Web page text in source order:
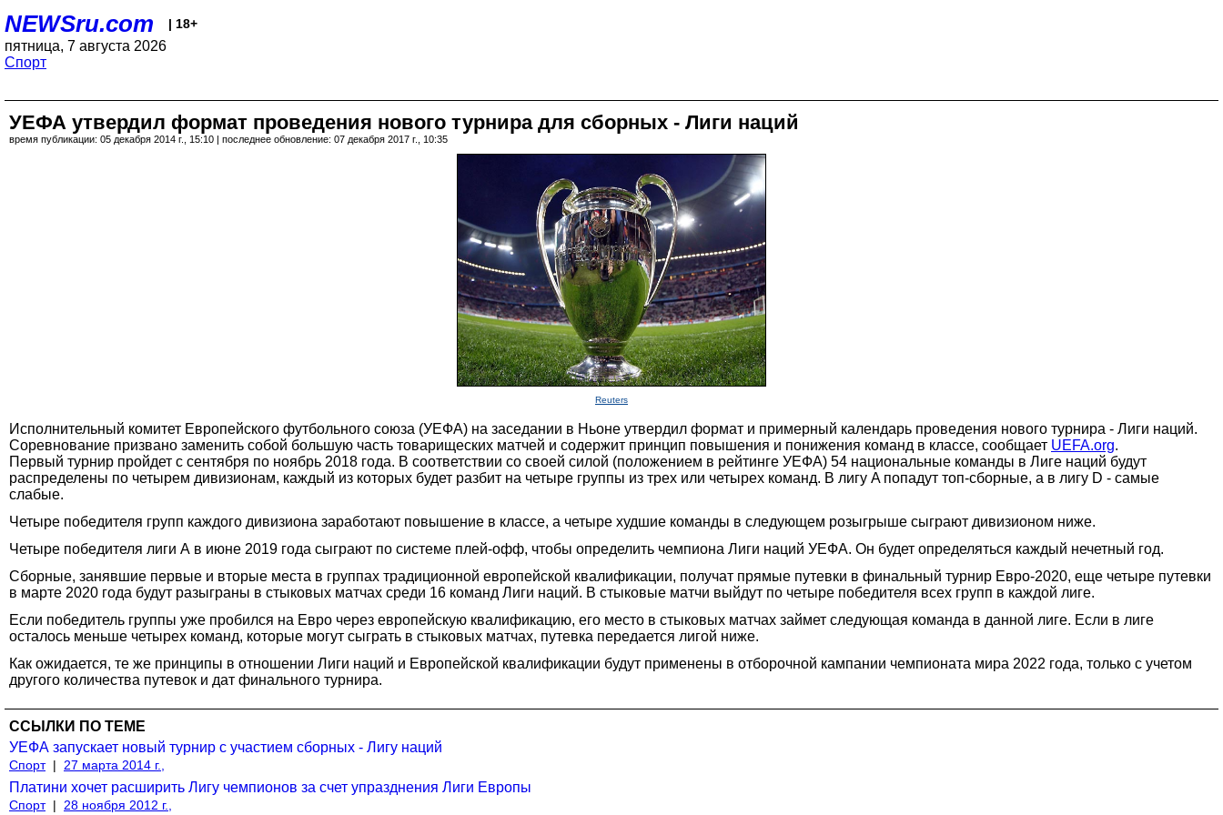
NEWSru.com | 18+
пятница, 7 августа 2026
Спорт
УЕФА утвердил формат проведения нового турнира для сборных - Лиги наций
время публикации: 05 декабря 2014 г., 15:10 | последнее обновление: 07 декабря 2017 г., 10:35
Reuters
Исполнительный комитет Европейского футбольного союза (УЕФА) на заседании в Ньоне утвердил формат и примерный календарь проведения нового турнира - Лиги наций.
Соревнование призвано заменить собой большую часть товарищеских матчей и содержит принцип повышения и понижения команд в классе, сообщает UEFA.org.
Первый турнир пройдет с сентября по ноябрь 2018 года. В соответствии со своей силой (положением в рейтинге УЕФА) 54 национальные команды в Лиге наций будут
распределены по четырем дивизионам, каждый из которых будет разбит на четыре группы из трех или четырех команд. В лигу A попадут топ-сборные, а в лигу D - самые
слабые.
Четыре победителя групп каждого дивизиона заработают повышение в классе, а четыре худшие команды в следующем розыгрыше сыграют дивизионом ниже.
Четыре победителя лиги А в июне 2019 года сыграют по системе плей-офф, чтобы определить чемпиона Лиги наций УЕФА. Он будет определяться каждый нечетный год.
Сборные, занявшие первые и вторые места в группах традиционной европейской квалификации, получат прямые путевки в финальный турнир Евро-2020, еще четыре путевки
в марте 2020 года будут разыграны в стыковых матчах среди 16 команд Лиги наций. В стыковые матчи выйдут по четыре победителя всех групп в каждой лиге.
Если победитель группы уже пробился на Евро через европейскую квалификацию, его место в стыковых матчах займет следующая команда в данной лиге. Если в лиге
осталось меньше четырех команд, которые могут сыграть в стыковых матчах, путевка передается лигой ниже.
Как ожидается, те же принципы в отношении Лиги наций и Европейской квалификации будут применены в отборочной кампании чемпионата мира 2022 года, только с учетом
другого количества путевок и дат финального турнира.
ССЫЛКИ ПО ТЕМЕ
УЕФА запускает новый турнир с участием сборных - Лигу наций
Спорт | 27 марта 2014 г.,
Платини хочет расширить Лигу чемпионов за счет упразднения Лиги Европы
Спорт | 28 ноября 2012 г.,